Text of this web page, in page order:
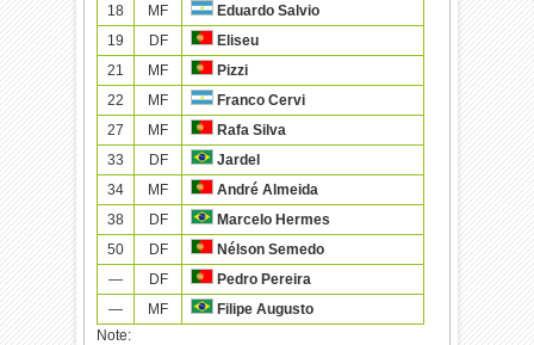
18
MF
Eduardo Salvio
19
DF
Eliseu
21
MF
Pizzi
22
MF
Franco Cervi
27
MF
Rafa Silva
33
DF
Jardel
34
MF
André Almeida
38
DF
Marcelo Hermes
50
DF
Nélson Semedo
—
DF
Pedro Pereira
—
MF
Filipe Augusto
Note: